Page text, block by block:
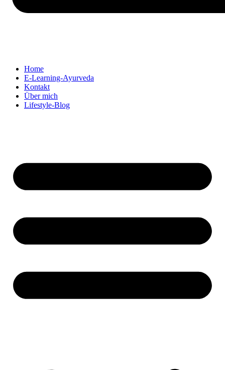
Home
E-Learning-Ayurveda
Kontakt
Über mich
Lifestyle-Blog